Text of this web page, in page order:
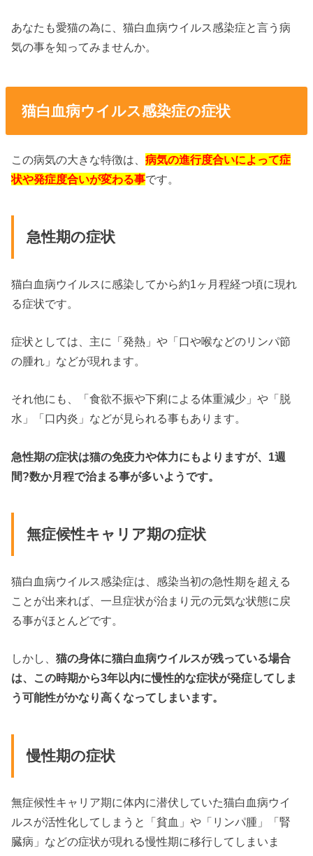
あなたも愛猫の為に、猫白血病ウイルス感染症と言う病
気の事を知ってみませんか。
猫白血病ウイルス感染症の症状
この病気の大きな特徴は、病気の進行度合いによって症
状や発症度合いが変わる事です。
急性期の症状
猫白血病ウイルスに感染してから約1ヶ月程経つ頃に現れ
る症状です。
症状としては、主に「発熱」や「口や喉などのリンパ節
の腫れ」などが現れます。
それ他にも、「食欲不振や下痢による体重減少」や「脱
水」「口内炎」などが見られる事もあります。
急性期の症状は猫の免疫力や体力にもよりますが、1週
間?数か月程で治まる事が多いようです。
無症候性キャリア期の症状
猫白血病ウイルス感染症は、感染当初の急性期を超える
ことが出来れば、一旦症状が治まり元の元気な状態に戻
る事がほとんどです。
しかし、猫の身体に猫白血病ウイルスが残っている場合
は、この時期から3年以内に慢性的な症状が発症してしま
う可能性がかなり高くなってしまいます。
慢性期の症状
無症候性キャリア期に体内に潜伏していた猫白血病ウイ
ルスが活性化してしまうと「貧血」や「リンパ腫」「腎
臓病」などの症状が現れる慢性期に移行してしまいま